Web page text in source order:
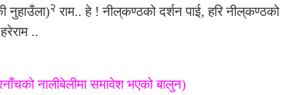
नुहाउँला)२ राम..हे!नील्कण्ठको दर्शन पाई,हरि नील्कण्ठको
हरेराम ..
नालीबेलीमा समावेश भएको बालुन)